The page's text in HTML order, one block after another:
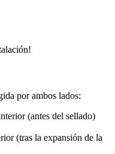
por ambos lados:
(antes del sellado)
(tras la expansión de la